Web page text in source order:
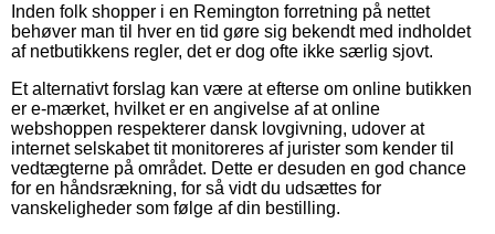
Inden folk shopper i en Remington forretning på nettet
behøver man til hver en tid gøre sig bekendt med indholdet
af netbutikkens regler, det er dog ofte ikke særlig sjovt.
Et alternativt forslag kan være at efterse om online butikken
er e-mærket, hvilket er en angivelse af at online
webshoppen respekterer dansk lovgivning, udover at
internet selskabet tit monitoreres af jurister som kender til
vedtægterne på området. Dette er desuden en god chance
for en håndsrækning, for så vidt du udsættes for
vanskeligheder som følge af din bestilling.